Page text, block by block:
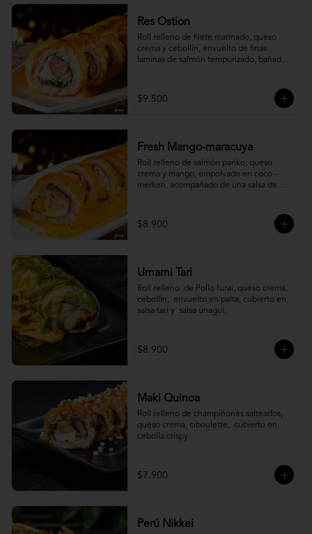
Res Ostion
Roll relleno de filete marinado, queso
crema y cebollín, envuelto de finas
laminas de salmón tempurizado, bañada
$9.500
Fresh Mango-maracuya
Roll relleno de salmón panko, queso
crema y mango, empolvado en coco -
merken, acompañado de una salsa de
$8.900
Umami Tari
Roll relleno  de Pollo furai, queso crema,
cebollin,  envuelto en palta, cubierto en
salsa tari y  salsa unagui.
$8.900
Maki Quinoa
​Roll relleno de champiñones salteados,
queso crema, ciboulette,  cubierto en
cebolla crispy.
$7.900
Perú Nikkei